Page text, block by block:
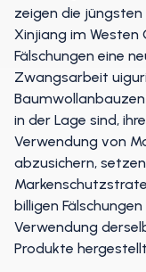
zeigen die jüngsten
Xinjiang im Westen
Fälschungen eine
Zwangsarbeit
in der Lage sind,
Verwendung von
abzusichern,
billigen
Verwendung
Produkte